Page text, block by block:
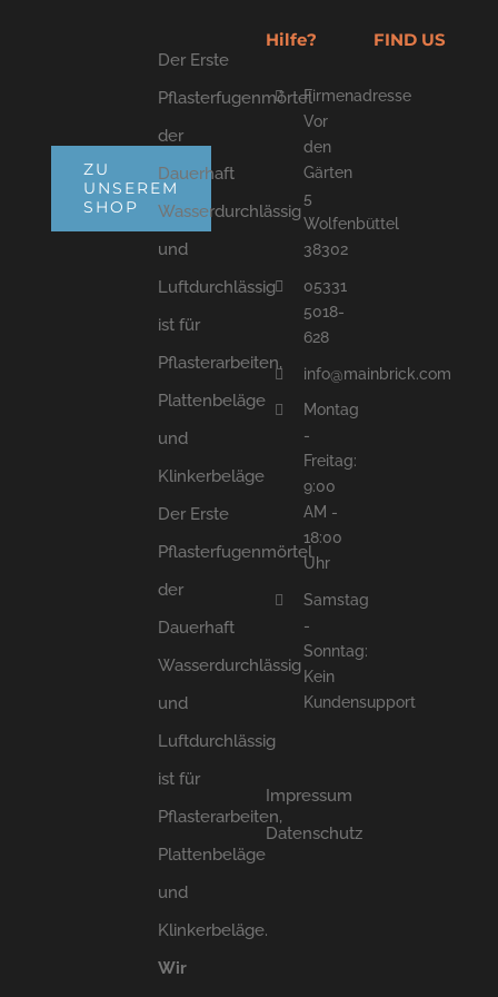
ZU
UNSEREM
SHOP
Der Erste
Pflasterfugenmörtel
der
Dauerhaft
Wasserdurchlässig
und
Luftdurchlässig
ist für
Pflasterarbeiten,
Plattenbeläge
und
Klinkerbeläge
Der Erste
Pflasterfugenmörtel
der
Dauerhaft
Wasserdurchlässig
und
Luftdurchlässig
ist für
Pflasterarbeiten,
Plattenbeläge
und
Klinkerbeläge.
Wir
Hilfe?
Firmenadresse
Vor
den
Gärten
5
Wolfenbüttel
38302
05331
5018-
628
info@mainbrick.com
Montag
-
Freitag:
9:00
AM -
18:00
Uhr
Samstag
-
Sonntag:
Kein
Kundensupport
Impressum
Datenschutz
FIND US